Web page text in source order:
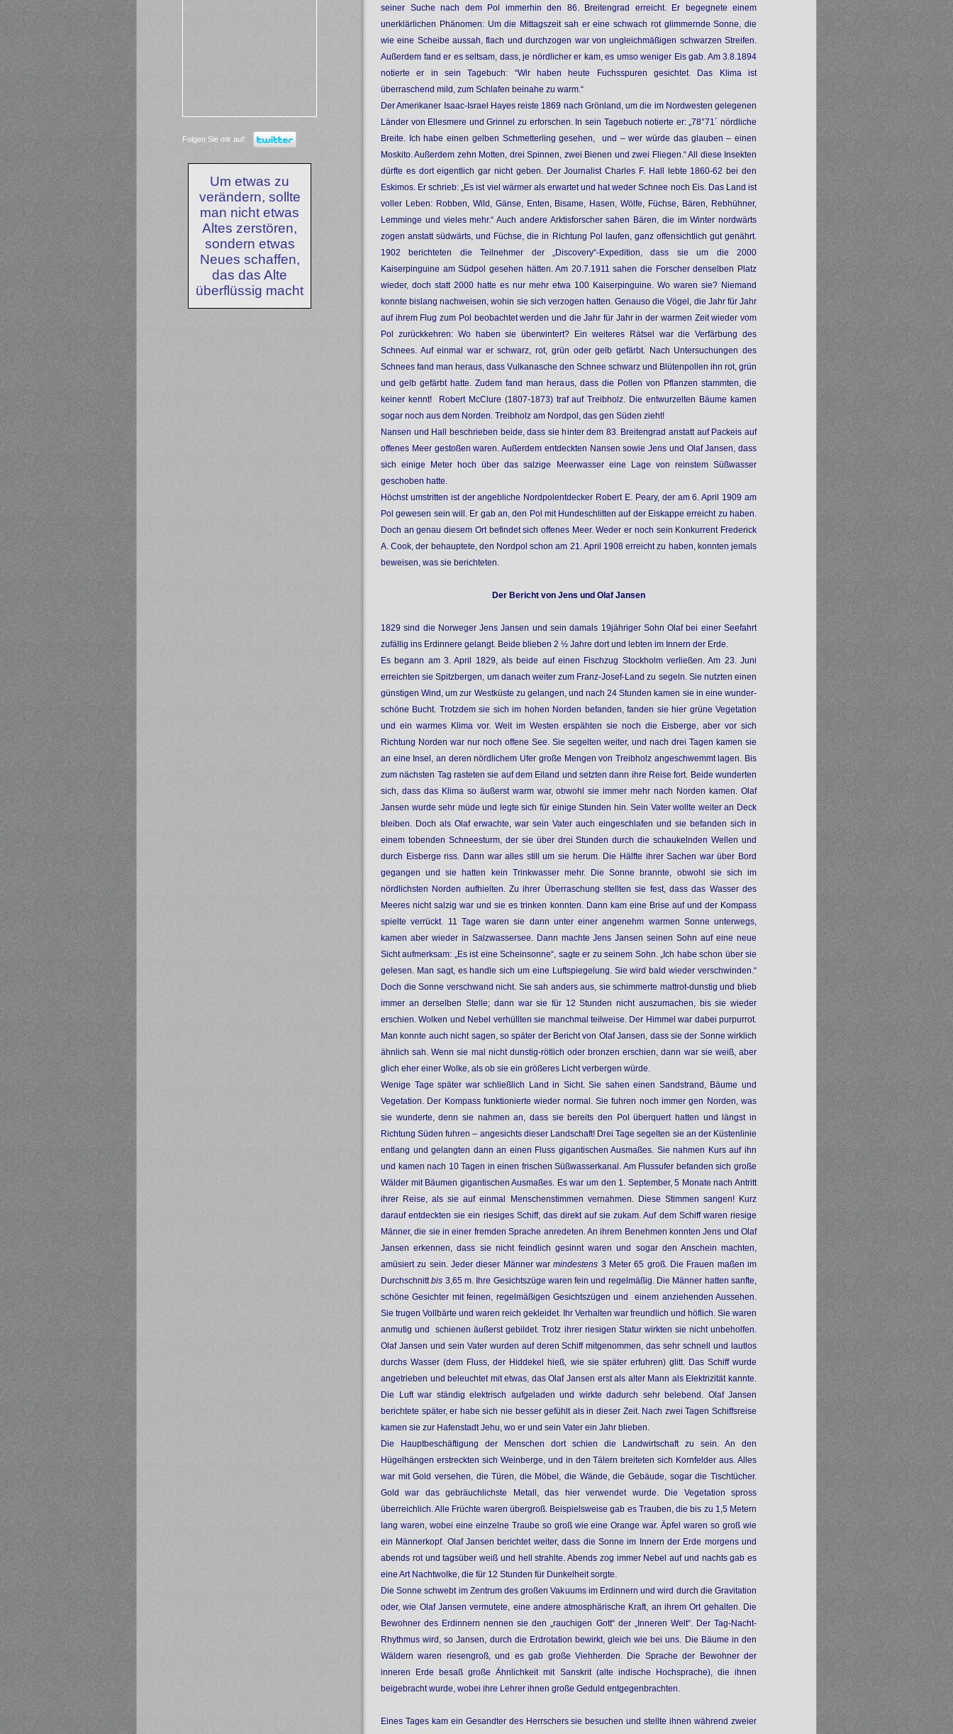
seiner Suche nach dem Pol immerhin den 86. Breitengrad erreicht. Er begegnete einem
unerklärlichen Phänomen: Um die Mittagszeit sah er eine schwach rot glimmernde Sonne, die
wie eine Scheibe aussah, flach und durchzogen war von ungleichmäßigen schwarzen Streifen.
Außerdem fand er es seltsam, dass, je nördlicher er kam, es umso weniger Eis gab. Am 3.8.1894
notierte er in sein Tagebuch: “Wir haben heute Fuchsspuren gesichtet. Das Klima ist
überraschend mild, zum Schlafen beinahe zu warm.“
Der Amerikaner Isaac-Israel Hayes reiste 1869 nach Grönland, um die im Nordwesten gelegenen
Länder von Ellesmere und Grinnel zu erforschen. In sein Tagebuch notierte er: „78°71´ nördliche
Breite. Ich habe einen gelben Schmetterling gesehen, und – wer würde das glauben – einen
Moskito. Außerdem zehn Motten, drei Spinnen, zwei Bienen und zwei Fliegen.“ All diese Insekten
dürfte es dort eigentlich gar nicht geben. Der Journalist Charles F. Hall lebte 1860-62 bei den
Eskimos. Er schrieb: „Es ist viel wärmer als erwartet und hat weder Schnee noch Eis. Das Land ist
voller Leben: Robben, Wild, Gänse, Enten, Bisame, Hasen, Wölfe, Füchse, Bären, Rebhühner,
Lemminge und vieles mehr.“ Auch andere Arktisforscher sahen Bären, die im Winter nordwärts
zogen anstatt südwärts, und Füchse, die in Richtung Pol laufen, ganz offensichtlich gut genährt.
1902 berichteten die Teilnehmer der „Discovery“-Expedition, dass sie um die 2000
Kaiserpinguine am Südpol gesehen hätten. Am 20.7.1911 sahen die Forscher denselben Platz
wieder, doch statt 2000 hatte es nur mehr etwa 100 Kaiserpinguine. Wo waren sie? Niemand
konnte bislang nachweisen, wohin sie sich verzogen hatten. Genauso die Vögel, die Jahr für Jahr
auf ihrem Flug zum Pol beobachtet werden und die Jahr für Jahr in der warmen Zeit wieder vom
Pol zurückkehren: Wo haben sie überwintert? Ein weiteres Rätsel war die Verfärbung des
Schnees. Auf einmal war er schwarz, rot, grün oder gelb gefärbt. Nach Untersuchungen des
Schnees fand man heraus, dass Vulkanasche den Schnee schwarz und Blütenpollen ihn rot, grün
und gelb gefärbt hatte. Zudem fand man heraus, dass die Pollen von Pflanzen stammten, die
keiner kennt! Robert McClure (1807-1873) traf auf Treibholz. Die entwurzelten Bäume kamen
sogar noch aus dem Norden. Treibholz am Nordpol, das gen Süden zieht!
Nansen und Hall beschrieben beide, dass sie hinter dem 83. Breitengrad anstatt auf Packeis auf
offenes Meer gestoßen waren. Außerdem entdeckten Nansen sowie Jens und Olaf Jansen, dass
sich einige Meter hoch über das salzige Meerwasser eine Lage von reinstem Süßwasser
geschoben hatte.
Höchst umstritten ist der angebliche Nordpolentdecker Robert E. Peary, der am 6. April 1909 am
Pol gewesen sein will. Er gab an, den Pol mit Hundeschlitten auf der Eiskappe erreicht zu haben.
Doch an genau diesem Ort befindet sich offenes Meer. Weder er noch sein Konkurrent Frederick
A. Cook, der behauptete, den Nordpol schon am 21. April 1908 erreicht zu haben, konnten jemals
beweisen, was sie berichteten.
Der Bericht von Jens und Olaf Jansen
1829 sind die Norweger Jens Jansen und sein damals 19jähriger Sohn Olaf bei einer Seefahrt
zufällig ins Erdinnere gelangt. Beide blieben 2 ½ Jahre dort und lebten im Innern der Erde.
Es begann am 3. April 1829, als beide auf einen Fischzug Stockholm verließen. Am 23. Juni
erreichten sie Spitzbergen, um danach weiter zum Franz-Josef-Land zu segeln. Sie nutzten einen
günstigen Wind, um zur Westküste zu gelangen, und nach 24 Stunden kamen sie in eine wunder-
schöne Bucht. Trotzdem sie sich im hohen Norden befanden, fanden sie hier grüne Vegetation
und ein warmes Klima vor. Weit im Westen erspähten sie noch die Eisberge, aber vor sich
Richtung Norden war nur noch offene See. Sie segelten weiter, und nach drei Tagen kamen sie
an eine Insel, an deren nördlichem Ufer große Mengen von Treibholz angeschwemmt lagen. Bis
zum nächsten Tag rasteten sie auf dem Eiland und setzten dann ihre Reise fort. Beide wunderten
sich, dass das Klima so äußerst warm war, obwohl sie immer mehr nach Norden kamen. Olaf
Jansen wurde sehr müde und legte sich für einige Stunden hin. Sein Vater wollte weiter an Deck
bleiben. Doch als Olaf erwachte, war sein Vater auch eingeschlafen und sie befanden sich in
einem tobenden Schneesturm, der sie über drei Stunden durch die schaukelnden Wellen und
durch Eisberge riss. Dann war alles still um sie herum. Die Hälfte ihrer Sachen war über Bord
gegangen und sie hatten kein Trinkwasser mehr. Die Sonne brannte, obwohl sie sich im
nördlichsten Norden aufhielten. Zu ihrer Überraschung stellten sie fest, dass das Wasser des
Meeres nicht salzig war und sie es trinken konnten. Dann kam eine Brise auf und der Kompass
spielte verrückt. 11 Tage waren sie dann unter einer angenehm warmen Sonne unterwegs,
kamen aber wieder in Salzwassersee. Dann machte Jens Jansen seinen Sohn auf eine neue
Sicht aufmerksam: „Es ist eine Scheinsonne“, sagte er zu seinem Sohn. „Ich habe schon über sie
gelesen. Man sagt, es handle sich um eine Luftspiegelung. Sie wird bald wieder verschwinden.“
Doch die Sonne verschwand nicht. Sie sah anders aus, sie schimmerte mattrot-dunstig und blieb
immer an derselben Stelle; dann war sie für 12 Stunden nicht auszumachen, bis sie wieder
erschien. Wolken und Nebel verhüllten sie manchmal teilweise. Der Himmel war dabei purpurrot.
Man konnte auch nicht sagen, so später der Bericht von Olaf Jansen, dass sie der Sonne wirklich
ähnlich sah. Wenn sie mal nicht dunstig-rötlich oder bronzen erschien, dann war sie weiß, aber
glich eher einer Wolke, als ob sie ein größeres Licht verbergen würde.
Wenige Tage später war schließlich Land in Sicht. Sie sahen einen Sandstrand, Bäume und
Vegetation. Der Kompass funktionierte wieder normal. Sie fuhren noch immer gen Norden, was
sie wunderte, denn sie nahmen an, dass sie bereits den Pol überquert hatten und längst in
Richtung Süden fuhren – angesichts dieser Landschaft! Drei Tage segelten sie an der Küstenlinie
entlang und gelangten dann an einen Fluss gigantischen Ausmaßes. Sie nahmen Kurs auf ihn
und kamen nach 10 Tagen in einen frischen Süßwasserkanal. Am Flussufer befanden sich große
Wälder mit Bäumen gigantischen Ausmaßes. Es war um den 1. September, 5 Monate nach Antritt
ihrer Reise, als sie auf einmal Menschenstimmen vernahmen. Diese Stimmen sangen! Kurz
darauf entdeckten sie ein riesiges Schiff, das direkt auf sie zukam. Auf dem Schiff waren riesige
Männer, die sie in einer fremden Sprache anredeten. An ihrem Benehmen konnten Jens und Olaf
Jansen erkennen, dass sie nicht feindlich gesinnt waren und sogar den Anschein machten,
amüsiert zu sein. Jeder dieser Männer warmindestens 3 Meter 65 groß. Die Frauen maßen im
Durchschnittbis 3,65 m. Ihre Gesichtszüge waren fein und regelmäßig. Die Männer hatten sanfte,
schöne Gesichter mit feinen, regelmäßigen Gesichtszügen und einem anziehenden Aussehen.
Sie trugen Vollbärte und waren reich gekleidet. Ihr Verhalten war freundlich und höflich. Sie waren
anmutig und schienen äußerst gebildet. Trotz ihrer riesigen Statur wirkten sie nicht unbeholfen.
Olaf Jansen und sein Vater wurden auf deren Schiff mitgenommen, das sehr schnell und lautlos
durchs Wasser (dem Fluss, der Hiddekel hieß, wie sie später erfuhren) glitt. Das Schiff wurde
angetrieben und beleuchtet mit etwas, das Olaf Jansen erst als alter Mann als Elektrizität kannte.
Die Luft war ständig elektrisch aufgeladen und wirkte dadurch sehr belebend. Olaf Jansen
berichtete später, er habe sich nie besser gefühlt als in dieser Zeit. Nach zwei Tagen Schiffsreise
kamen sie zur Hafenstadt Jehu, wo er und sein Vater ein Jahr blieben.
Die Hauptbeschäftigung der Menschen dort schien die Landwirtschaft zu sein. An den
Hügelhängen erstreckten sich Weinberge, und in den Tälern breiteten sich Kornfelder aus. Alles
war mit Gold versehen, die Türen, die Möbel, die Wände, die Gebäude, sogar die Tischtücher.
Gold war das gebräuchlichste Metall, das hier verwendet wurde. Die Vegetation spross
überreichlich. Alle Früchte waren übergroß. Beispielsweise gab es Trauben, die bis zu 1,5 Metern
lang waren, wobei eine einzelne Traube so groß wie eine Orange war. Äpfel waren so groß wie
ein Männerkopf. Olaf Jansen berichtet weiter, dass die Sonne im Innern der Erde morgens und
abends rot und tagsüber weiß und hell strahlte. Abends zog immer Nebel auf und nachts gab es
eine Art Nachtwolke, die für 12 Stunden für Dunkelheit sorgte.
Die Sonne schwebt im Zentrum des großen Vakuums im Erdinnern und wird durch die Gravitation
oder, wie Olaf Jansen vermutete, eine andere atmosphärische Kraft, an ihrem Ort gehalten. Die
Bewohner des Erdinnern nennen sie den „rauchigen Gott“ der „Inneren Welt“. Der Tag-Nacht-
Rhythmus wird, so Jansen, durch die Erdrotation bewirkt, gleich wie bei uns. Die Bäume in den
Wäldern waren riesengroß, und es gab große Viehherden. Die Sprache der Bewohner der
inneren Erde besaß große Ähnlichkeit mit Sanskrit (alte indische Hochsprache), die ihnen
beigebracht wurde, wobei ihre Lehrer ihnen große Geduld entgegenbrachten.
Eines Tages kam ein Gesandter des Herrschers sie besuchen und stellte ihnen während zweier
Folgen Sie mir auf:
Um etwas zu
verändern, sollte
man nicht etwas
Altes zerstören,
sondern etwas
Neues schaffen,
das das Alte
überflüssig macht